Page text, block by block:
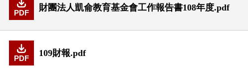
PDF
財團法人凱侖教育基金會工作報告書108年度.pdf
PDF
109財報.pdf